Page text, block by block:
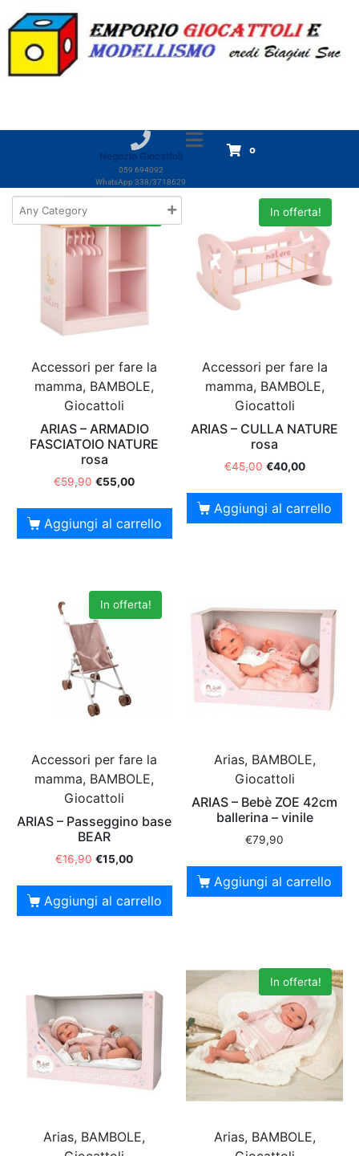
Negozio Giocattoli
059 694092
WhatsApp 338/3718629
0
Home Prodotti Arias
Arias
Accessori per fare la
mamma, BAMBOLE,
Giocattoli
ARIAS – ARMADIO
FASCIATOIO NATURE
rosa
€59,90 €55,00
Aggiungi al carrello
In offerta!
Accessori per fare la
mamma, BAMBOLE,
Giocattoli
ARIAS – CULLA NATURE
rosa
€45,00 €40,00
Aggiungi al carrello
In offerta!
Accessori per fare la
mamma, BAMBOLE,
Giocattoli
ARIAS – Passeggino base
BEAR
€16,90 €15,00
Aggiungi al carrello
Arias, BAMBOLE,
Giocattoli
ARIAS – Bebè ZOE 42cm
ballerina – vinile
€79,90
Aggiungi al carrello
Arias, BAMBOLE,
In offerta!
Arias, BAMBOLE,